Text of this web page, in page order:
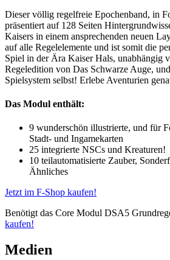
Dieser völlig regelfreie Epochenband, in
präsentiert auf 128 Seiten
Kaisers in einem ansprechenden neuen
auf alle Regelelemente und ist somit die
Spiel in der Ära Kaiser Hals, unabhängig
Regeledition von Das Schwarze Auge,
Spielsystem selbst! Erlebe Aventurien
Das Modul enthält:
9 wunderschön illustrierte, und für
Stadt- und Ingamekarten
25 integrierte NSCs und Kreaturen!
10 teilautomatisierte Zauber,
Ähnliches
Jetzt im F-Shop kaufen!
Benötigt das Core Modul DSA5
kaufen!
Medien